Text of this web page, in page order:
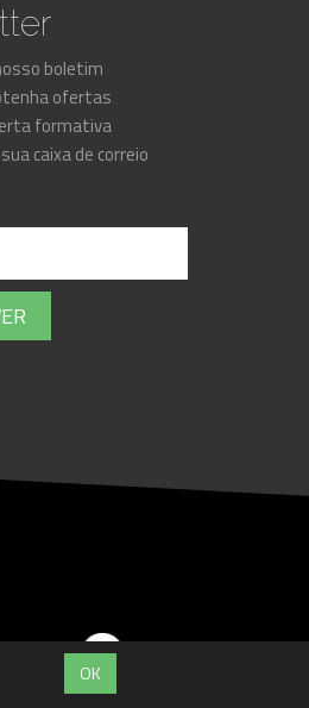
OK
boletim
ofertas
formativa
caixa de correio